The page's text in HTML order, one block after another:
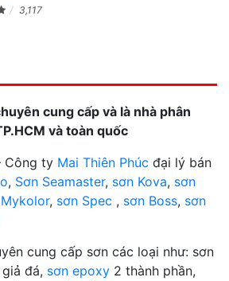
3,117
cung cấp và là nhà phân
và toàn quốc
Công ty Mai Thiên Phúc đại lý bán
, Sơn Seamaster, sơn Kova, sơn
, sơn Spec , sơn Boss, sơn
cung cấp sơn các loại như: sơn
đá, sơn epoxy 2 thành phần,